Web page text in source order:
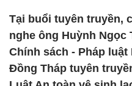
Tại buổi tuyên truyền,
nghe ông Huỳnh
Chính sách - Pháp
Đồng Tháp tuyên